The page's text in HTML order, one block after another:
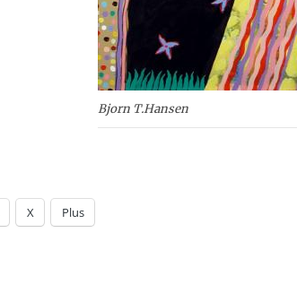
Bjorn T.Hansen
X Plus